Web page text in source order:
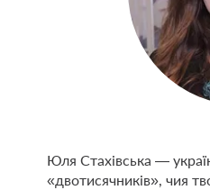
Юля Стахівська —
«двотисячників», чия